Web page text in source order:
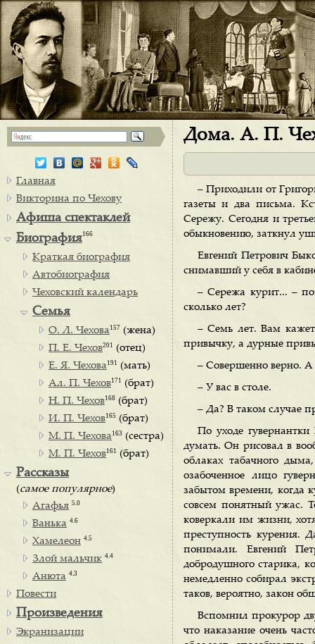
Дома. А. П.
– Приходили от
газеты и два письма.
Сережу. Сегодня и
обыкновению, заткнул
Евгений Петрович
снимавший у себя в
– Сережа курит... –
сколько лет?
– Семь лет. Вам
привычку, а дурные
– Совершенно верно. А
– У вас в столе.
– Да? В таком случае
По уходе
думать. Он рисовал в
облаках табачного
озабоченное лицо
забытом времени, когда
совсем понятный ужас.
коверкали им жизни,
преступность курения.
понимали. Евгений
добродушного старика,
немедленно собирал
таков, вероятно, закон
Вспомнил прокурор
что наказание очень
Главная
Викторина по Чехову
Афиша спектаклей
Биография166
Краткая биография
Автобиография
Чеховский календарь
Семья
О. Л. Чехова 157 (жена)
П. Е. Чехов201 (отец)
Е. Я. Чехова 191 (мать)
Ал. П. Чехов171 (брат)
Н. П. Чехов168 (брат)
И. П. Чехов165 (брат)
М. П. Чехова 163 (сестра)
М. П. Чехов161 (брат)
Рассказы
(самое популярное)
Агафья 5.0
Ванька 4.6
Хамелеон 4.5
Злой мальчик 4.4
Анюта 4.3
Повести
Произведения
Экранизации